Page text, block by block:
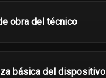
obra del técnico
básica del dispositivo